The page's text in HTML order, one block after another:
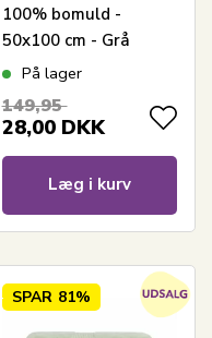
100% bomuld -
50x100 cm - Grå
På lager
149,95
28,00 DKK
Læg i kurv
SPAR 81%